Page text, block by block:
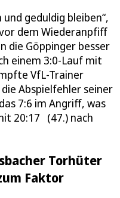
geduldig bleiben“,
dem Wiederanpfiff
die Göppinger besser
einem 3:0-Lauf mit
VfL-Trainer
Abspielfehler seiner
7:6 im Angriff, was
20:17 (47.) nach
Torhüter
Faktor